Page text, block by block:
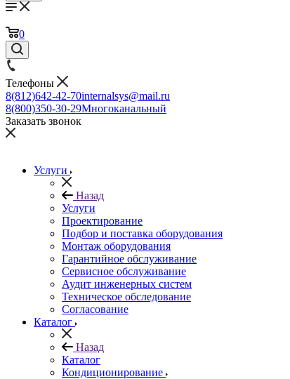
0
Телефоны
8(812)642-42-70internalsys@mail.ru
8(800)350-30-29Многоканальный
Заказать звонок
Услуги
Назад
Услуги
Проектирование
Подбор и поставка оборудования
Монтаж оборудования
Гарантийное обслуживание
Сервисное обслуживание
Аудит инженерных систем
Техническое обследование
Согласование
Каталог
Назад
Каталог
Кондиционирование